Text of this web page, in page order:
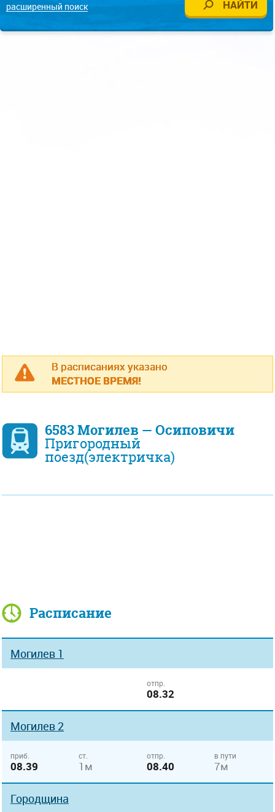
расширенный поиск
В расписаниях указано
МЕСТНОЕ ВРЕМЯ!
6583 Могилев — Осиповичи
Пригородный
поезд(электричка)
Расписание
Могилев 1
отпр.
08.32
Могилев 2
приб.
08.39
ст.
1м
отпр.
08.40
в пути
7м
Городщина